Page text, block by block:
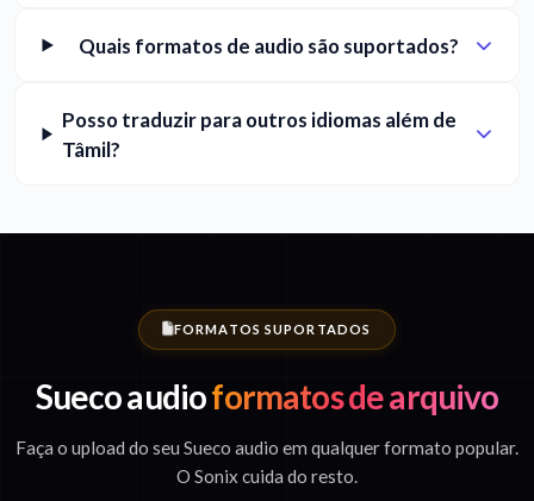
Quais formatos de audio são suportados?
Posso traduzir para outros idiomas além de
Tâmil?
FORMATOS SUPORTADOS
Sueco audioformatos de arquivo
Faça o upload do seu Sueco audio em qualquer formato popular.
O Sonix cuida do resto.